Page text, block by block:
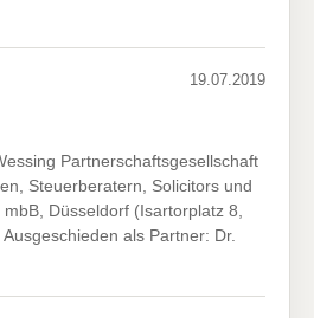
19.07.2019
Partnerschaftsgesellschaft
Steuerberatern, Solicitors und
Düsseldorf (Isartorplatz 8,
als Partner: Dr.